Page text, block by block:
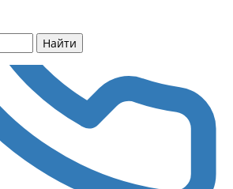
Найти